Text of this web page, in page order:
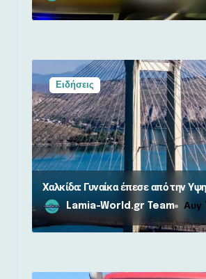
Ειδήσεις
Χαλκίδα: Γυναίκα έπεσε από την
Lamia-World.gr Team Αυγ